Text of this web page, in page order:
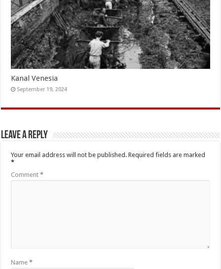
Kanal Venesia
September 19, 2024
Leave a Reply
Your email address will not be published. Required fields are marked
*
Comment*
Name*